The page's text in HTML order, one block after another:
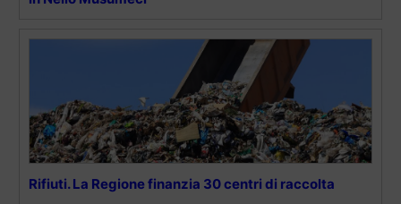
Rifiuti. La Regione finanzia 30 centri di raccolta